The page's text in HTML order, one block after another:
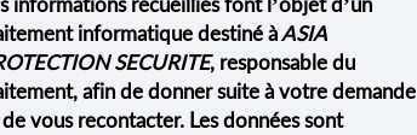
informatique destiné àASIA
SECURITE, responsable du
afin de donner suite à votre demande
vous recontacter. Les données sont